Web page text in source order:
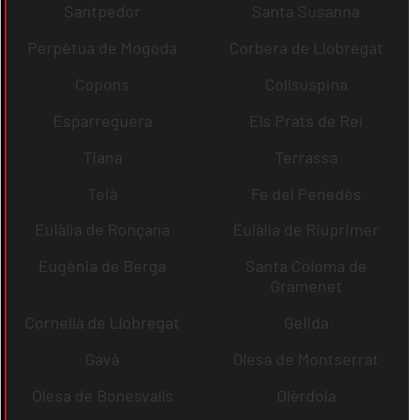
Santpedor
Santa Susanna
Perpètua de Mogoda
Corbera de Llobregat
Copons
Collsuspina
Esparreguera
Els Prats de Rei
Tiana
Terrassa
Teià
Fe del Penedès
Eulàlia de Ronçana
Eulàlia de Riuprimer
Eugènia de Berga
Santa Coloma de
Gramenet
Cornellà de Llobregat
Gelida
Gavà
Olesa de Montserrat
Olesa de Bonesvalls
Olèrdola